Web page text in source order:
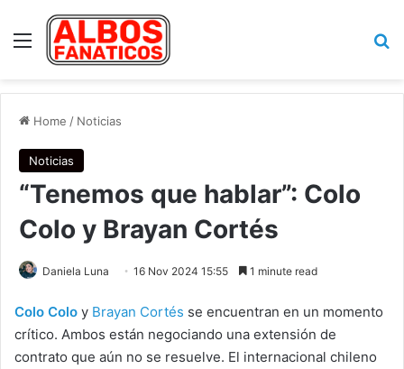
Menu
Home / Noticias
Noticias
“Tenemos que hablar”: Colo
Colo y Brayan Cortés
Daniela Luna 16 Nov 2024 15:55 1 minute read
Colo Colo y Brayan Cortés se encuentran en un momento
crítico. Ambos están negociando una extensión de
contrato que aún no se resuelve. El internacional chileno